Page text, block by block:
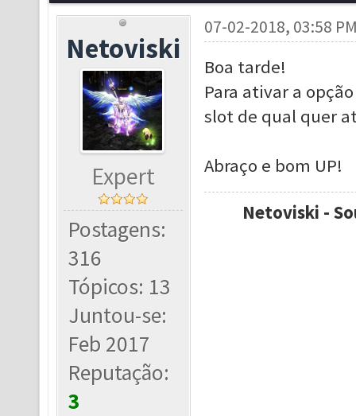
Netoviski
Expert
Postagens:
316
Tópicos: 13
Juntou-se:
Feb 2017
Reputação:
3
07-02-2018, 03:58
Boa tarde!
Para ativar a
slot de qual quer
Abraço e bom UP!
Netoviski -